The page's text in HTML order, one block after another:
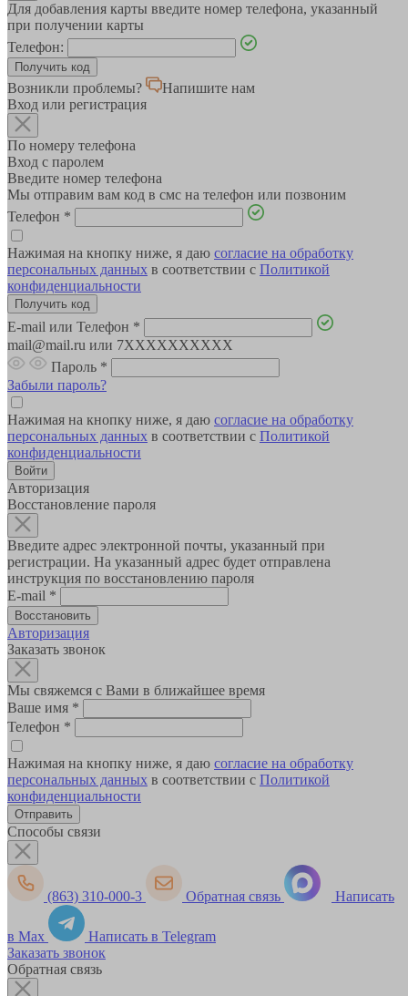
Для добавления карты введите номер телефона, указанный
при получении карты
Телефон:
Возникли проблемы?
Напишите нам
Вход или регистрация
По номеру телефона
Вход с паролем
Введите номер телефона
Мы отправим вам код в смс на телефон или позвоним
Телефон *
Нажимая на кнопку ниже, я даю согласие на обработку
персональных данных в соответствии с Политикой
конфиденциальности
E-mail или Телефон *
mail@mail.ru или 7XXXXXXXXXX
Пароль *
Забыли пароль?
Нажимая на кнопку ниже, я даю согласие на обработку
персональных данных в соответствии с Политикой
конфиденциальности
Авторизация
Восстановление пароля
Введите адрес электронной почты, указанный при
регистрации. На указанный адрес будет отправлена
инструкция по восстановлению пароля
E-mail *
Авторизация
Заказать звонок
Мы свяжемся с Вами в ближайшее время
Ваше имя *
Телефон *
Нажимая на кнопку ниже, я даю согласие на обработку
персональных данных в соответствии с Политикой
конфиденциальности
Способы связи
(863) 310-000-3 Обратная связь Написать
в Max
Написать в Telegram
Заказать звонок
Обратная связь